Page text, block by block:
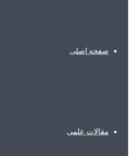
صفحه اصلی
مقالات علمی